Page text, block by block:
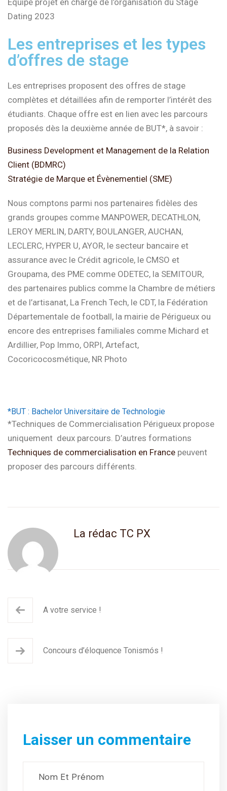
Équipe projet en charge de l’organisation du Stage
Dating 2023
Les entreprises et les types
d’offres de stage
Les entreprises proposent des offres de stage
complètes et détaillées afin de remporter l’intérêt des
étudiants. Chaque offre est en lien avec les parcours
proposés dès la deuxième année de BUT*, à savoir :
Business Development et Management de la Relation
Client (BDMRC)
Stratégie de Marque et Évènementiel (SME)
Nous comptons parmi nos partenaires fidèles des
grands groupes comme MANPOWER, DECATHLON,
LEROY MERLIN, DARTY, BOULANGER, AUCHAN,
LECLERC, HYPER U, AYOR, le secteur bancaire et
assurance avec le Crédit agricole, le CMSO et
Groupama, des PME comme ODETEC, la SEMITOUR,
des partenaires publics comme la Chambre de métiers
et de l’artisanat, La French Tech, le CDT, la Fédération
Départementale de football, la mairie de Périgueux ou
encore des entreprises familiales comme Michard et
Ardillier, Pop Immo, ORPI, Artefact,
Cocoricocosmétique, NR Photo
*BUT : Bachelor Universitaire de Technologie
*Techniques de Commercialisation Périgueux propose
uniquement deux parcours. D’autres formations
Techniques de commercialisation en France peuvent
proposer des parcours différents.
La rédac TC PX
A votre service !
Concours d’éloquence Tonismós !
Laisser un commentaire